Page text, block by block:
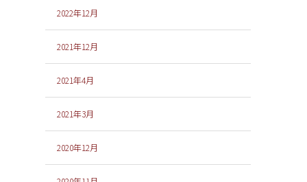
2022年12月
2021年12月
2021年4月
2021年3月
2020年12月